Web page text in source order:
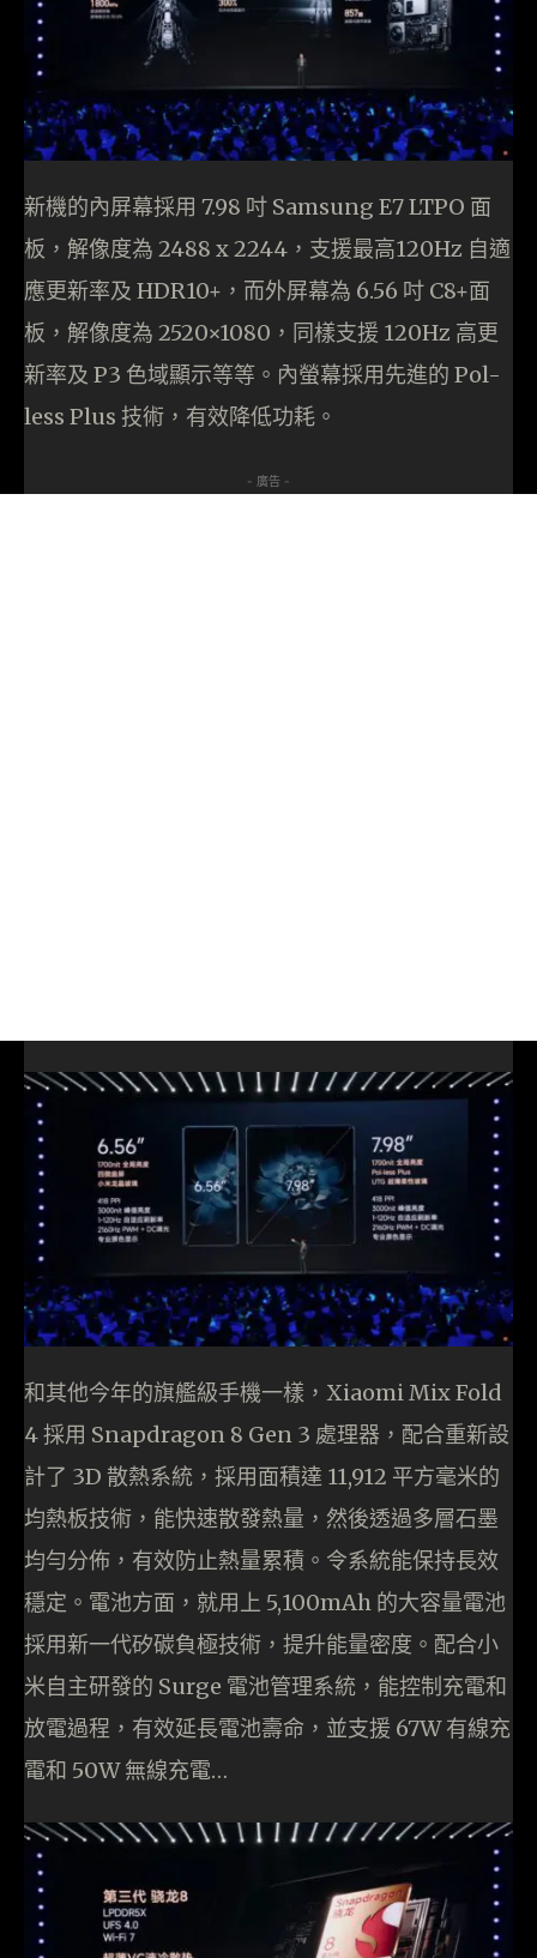
新機的內屏幕採⽤ 7.98 吋 Samsung E7 LTPO ⾯
板，解像度為 2488 x 2244，⽀援最高120Hz ⾃適
應更新率及 HDR10+，而外屏幕為 6.56 吋 C8+⾯
板，解像度為 2520×1080，同樣⽀援 120Hz ⾼更
新率及 P3 ⾊域顯⽰等等。內螢幕採⽤先進的 Pol-
less Plus 技術，有效降低功耗。
- 廣告 -
和其他今年的旗艦級手機一樣，Xiaomi Mix Fold
4 採用 Snapdragon 8 Gen 3 處理器，配合重新設
計了 3D 散熱系統，採⽤⾯積達 11,912 平⽅毫⽶的
均熱板技術，能快速散發熱量，然後透過多層⽯墨
均勻分佈，有效防⽌熱量累積。令系統能保持長效
穩定。電池⽅⾯，就用上 5,100mAh 的⼤容量電池
採⽤新⼀代矽碳負極技術，提升能量密度。配合⼩
⽶⾃主研發的 Surge 電池管理系統，能控制充電和
放電過程，有效延⻑電池壽命，並支援 67W 有線充
電和 50W 無線充電…